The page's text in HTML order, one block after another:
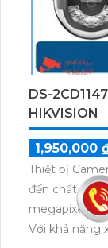
DS-
HIKVISION
1,950,000
Thiết bị
đến chất
megapixel,
Với khả năng